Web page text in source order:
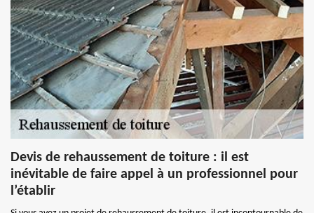
Devis de rehaussement de toiture : il est
inévitable de faire appel à un professionnel pour
l’établir